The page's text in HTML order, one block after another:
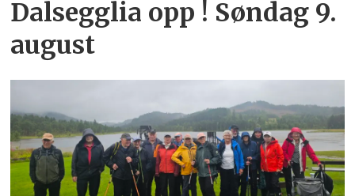
Dalsegglia opp ! Søndag 9.
august